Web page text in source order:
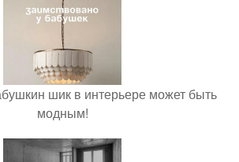
шик в интерьере может быть
модным!